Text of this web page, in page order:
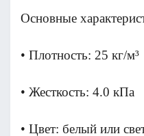
Основные
• Плотность: 25 кг/м³
• Жесткость: 4.0 кПа
• Цвет: белый или